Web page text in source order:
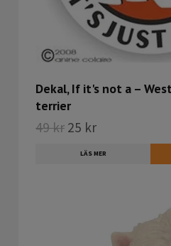
Dekal, If it's not a –
terrier
49 kr 25 kr
LÄS MER